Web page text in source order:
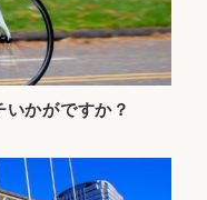
かがですか？